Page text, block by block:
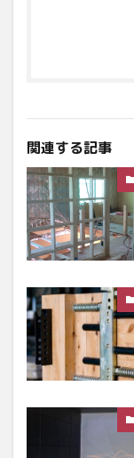
関連する記事